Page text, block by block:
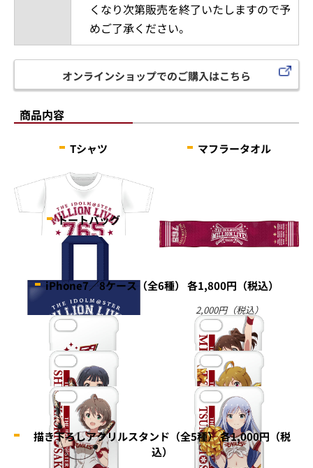
くなり次第販売を終了いたしますので予
めご了承ください。
オンラインショップでのご購入はこちら
商品内容
Tシャツ
2,500円（税込）／白のみ（S・
M・L）
マフラータオル
2,000円（税込）
トートバッグ
2,500円（税込）
iPhone7／8ケース（全6種） 各1,800円（税込）
ロゴ 春日未来
描き下ろしアクリルスタンド（全5種） 各1,000円（税
込）